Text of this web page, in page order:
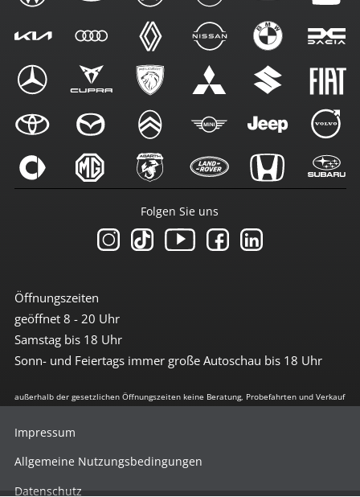
Öffnungszeiten
geöffnet 8 - 20 Uhr
Samstag bis 18 Uhr
Sonn- und Feiertags immer große Autoschau bis 18 Uhr
Folgen Sie uns
außerhalb der gesetzlichen Öffnungszeiten keine Beratung, Probefahrten und Verkauf
Impressum
Allgemeine Nutzungsbedingungen
Datenschutz